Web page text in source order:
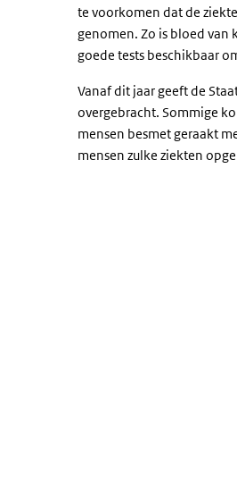
te voorkomen dat de
genomen. Zo is bloed van
goede tests beschikbaar
Vanaf dit jaar geeft de
overgebracht. Sommige
mensen besmet geraakt
mensen zulke ziekten